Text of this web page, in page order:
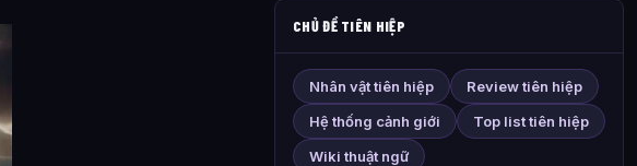
CHỦ ĐỀ TIÊN HIỆP
Nhân vật tiên hiệp
Review tiên hiệp
Hệ thống cảnh giới
Top list tiên hiệp
Wiki thuật ngữ